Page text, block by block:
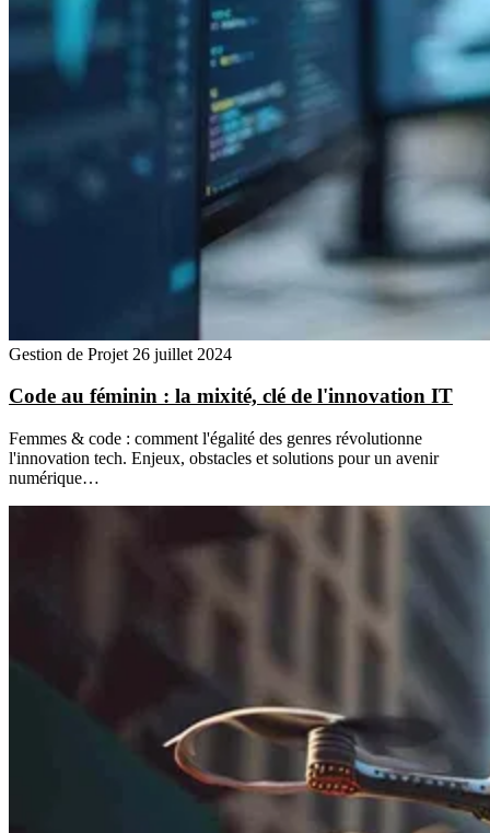
Gestion de Projet 26 juillet 2024
Code au féminin : la mixité, clé de l'innovation IT
Femmes & code : comment l'égalité des genres révolutionne
l'innovation tech. Enjeux, obstacles et solutions pour un avenir
numérique…